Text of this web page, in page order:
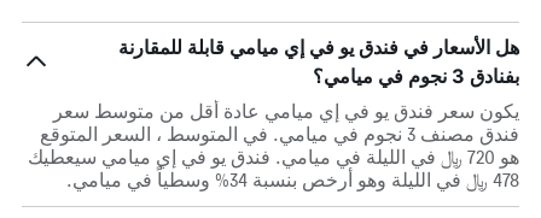
هل الأسعار في فندق يو في إي ميامي قابلة للمقارنة
بفنادق 3 نجوم في ميامي؟
يكون سعر فندق يو في إي ميامي عادة أقل من متوسط ​​سعر
فندق مصنف 3 نجوم في ميامي. في المتوسط ، السعر المتوقع
هو 720 ﷼ في الليلة في ميامي. فندق يو في إي ميامي سيعطيك
478 ﷼ في الليلة وهو أرخص بنسبة 34% وسطياً في ميامي.